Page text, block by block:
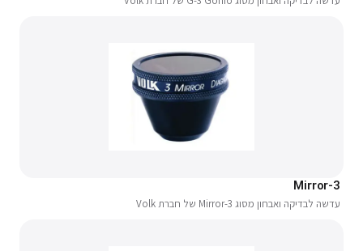
3-Mirror
עדשה לבדיקה ואבחון מסוג 3-Mirror של חברת Volk